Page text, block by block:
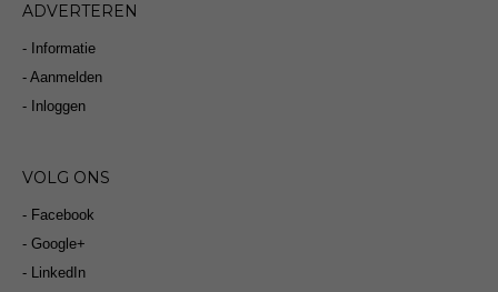
ADVERTEREN
- Informatie
- Aanmelden
- Inloggen
VOLG ONS
- Facebook
- Google+
- LinkedIn